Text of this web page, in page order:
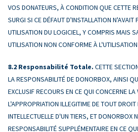
VOS DONATEURS, À CONDITION QUE CETTE
SURGI SI CE DÉFAUT D'INSTALLATION N'AVAIT
UTILISATION DU LOGICIEL, Y COMPRIS MAIS
UTILISATION NON CONFORME À
Responsabilité Totale. CETTE
LA RESPONSABILITÉ DE DONORBOX, AINSI
EXCLUSIF RECOURS EN CE QUI CONCERNE
L'APPROPRIATION ILLEGITIME DE TOUT
INTELLECTUELLE D'UN TIERS, ET DONORBOX
RESPONSABILITÉ SUPPLÉMENTAIRE EN CE